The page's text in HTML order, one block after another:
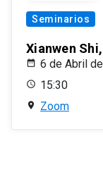
Seminarios
Xianwen
6 de Abril
15:30
Zoom